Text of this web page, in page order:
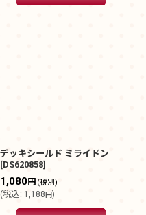
デッキシールド ミライドン
[DS620858]
1,080円 (税別)
(税込: 1,188円)